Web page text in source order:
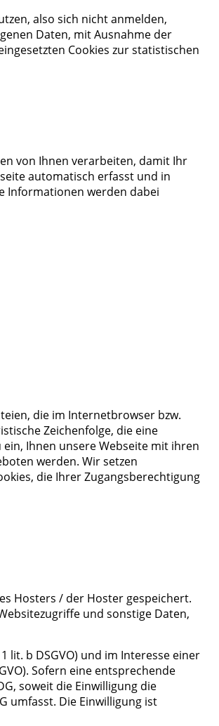
also sich nicht anmelden,
Daten, mit Ausnahme der
Cookies zur statistischen
von Ihnen verarbeiten, damit Ihr
automatisch erfasst und in
Informationen werden dabei
die im Internetbrowser bzw.
Zeichenfolge, die eine
Ihnen unsere Webseite mit ihren
werden. Wir setzen
die Ihrer Zugangsberechtigung
Hosters / der Hoster gespeichert.
und sonstige Daten,
lit. b DSGVO) und im Interesse einer
Sofern eine entsprechende
soweit die Einwilligung die
umfasst. Die Einwilligung ist